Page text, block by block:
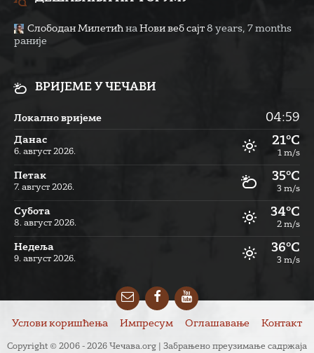
Слободан Милетић на Нови веб сајт 8 years, 7 months
раније
ВРИЈЕМЕ У ЧЕЧАВИ
Локално вријеме 04:59
Данас
6. август 2026.
21°C
1 m/s
Петак
7. август 2026.
35°C
3 m/s
Субота
8. август 2026.
34°C
2 m/s
Недеља
9. август 2026.
36°C
3 m/s
EmailFacebookYouTube
Услови коришћења Импресум Оглашавање Контакт
Copyright © 2006 - 2026 Чечава.org | Забрањено преузимање садржаја